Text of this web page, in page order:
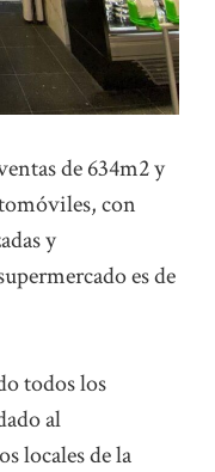
de 634m2 y
con
y
es de
todos los
al
locales de la